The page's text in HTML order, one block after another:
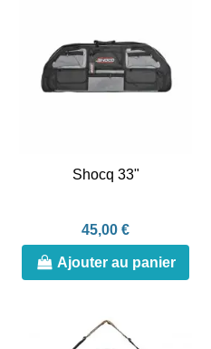
Shocq 33"
45,00 €
Ajouter au panier